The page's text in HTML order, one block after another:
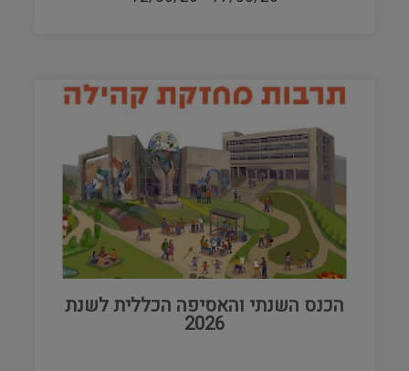
הכנס השנתי והאסיפה הכללית לשנת
2026